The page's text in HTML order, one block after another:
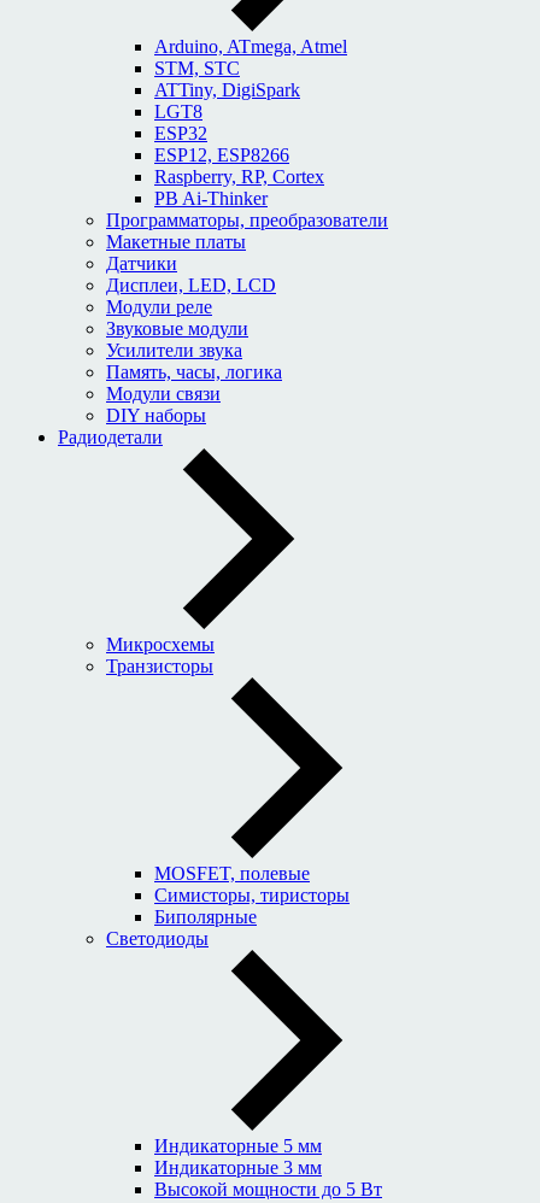
Arduino, ATmega, Atmel
STM, STC
ATTiny, DigiSpark
LGT8
ESP32
ESP12, ESP8266
Raspberry, RP, Cortex
PB Ai-Thinker
Программаторы, преобразователи
Макетные платы
Датчики
Дисплеи, LED, LCD
Модули реле
Звуковые модули
Усилители звука
Память, часы, логика
Модули связи
DIY наборы
Радиодетали
Микросхемы
Транзисторы
MOSFET, полевые
Симисторы, тиристоры
Биполярные
Светодиоды
Индикаторные 5 мм
Индикаторные 3 мм
Высокой мощности до 5 Вт